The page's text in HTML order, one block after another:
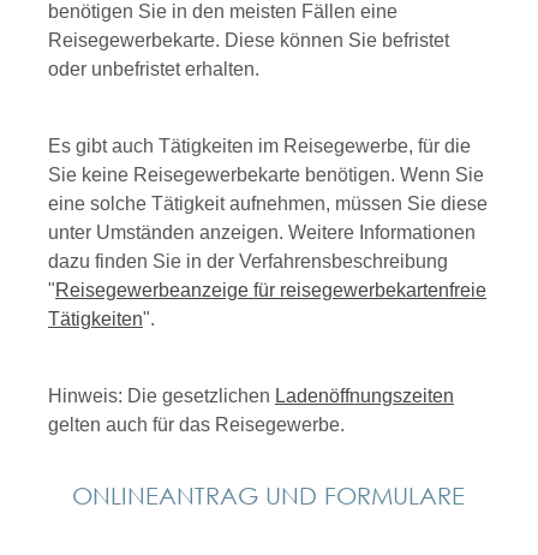
benötigen Sie in den meisten Fällen eine
Reisegewerbekarte. Diese können Sie befristet
oder unbefristet erhalten.
Es gibt auch Tätigkeiten im Reisegewerbe, für die
Sie keine Reisegewerbekarte benötigen. Wenn Sie
eine solche Tätigkeit aufnehmen, müssen Sie diese
unter Umständen anzeigen. Weitere Informationen
dazu finden Sie in der Verfahrensbeschreibung
"Reisegewerbeanzeige für reisegewerbekartenfreie
Tätigkeiten".
Hinweis: Die gesetzlichen Ladenöffnungszeiten
gelten auch für das Reisegewerbe.
ONLINEANTRAG UND FORMULARE